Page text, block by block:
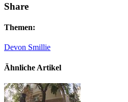
Share
Themen:
Devon Smillie
Ähnliche Artikel